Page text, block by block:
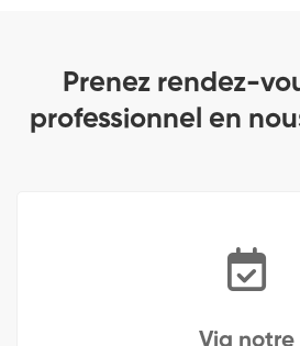
Prenez rendez-
professionnel en
Via notre